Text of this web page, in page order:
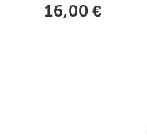
16,00 €